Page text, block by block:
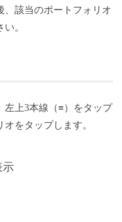
、該当のポートフォリオ
。
左上3本線（≡）をタップ
をタップします。